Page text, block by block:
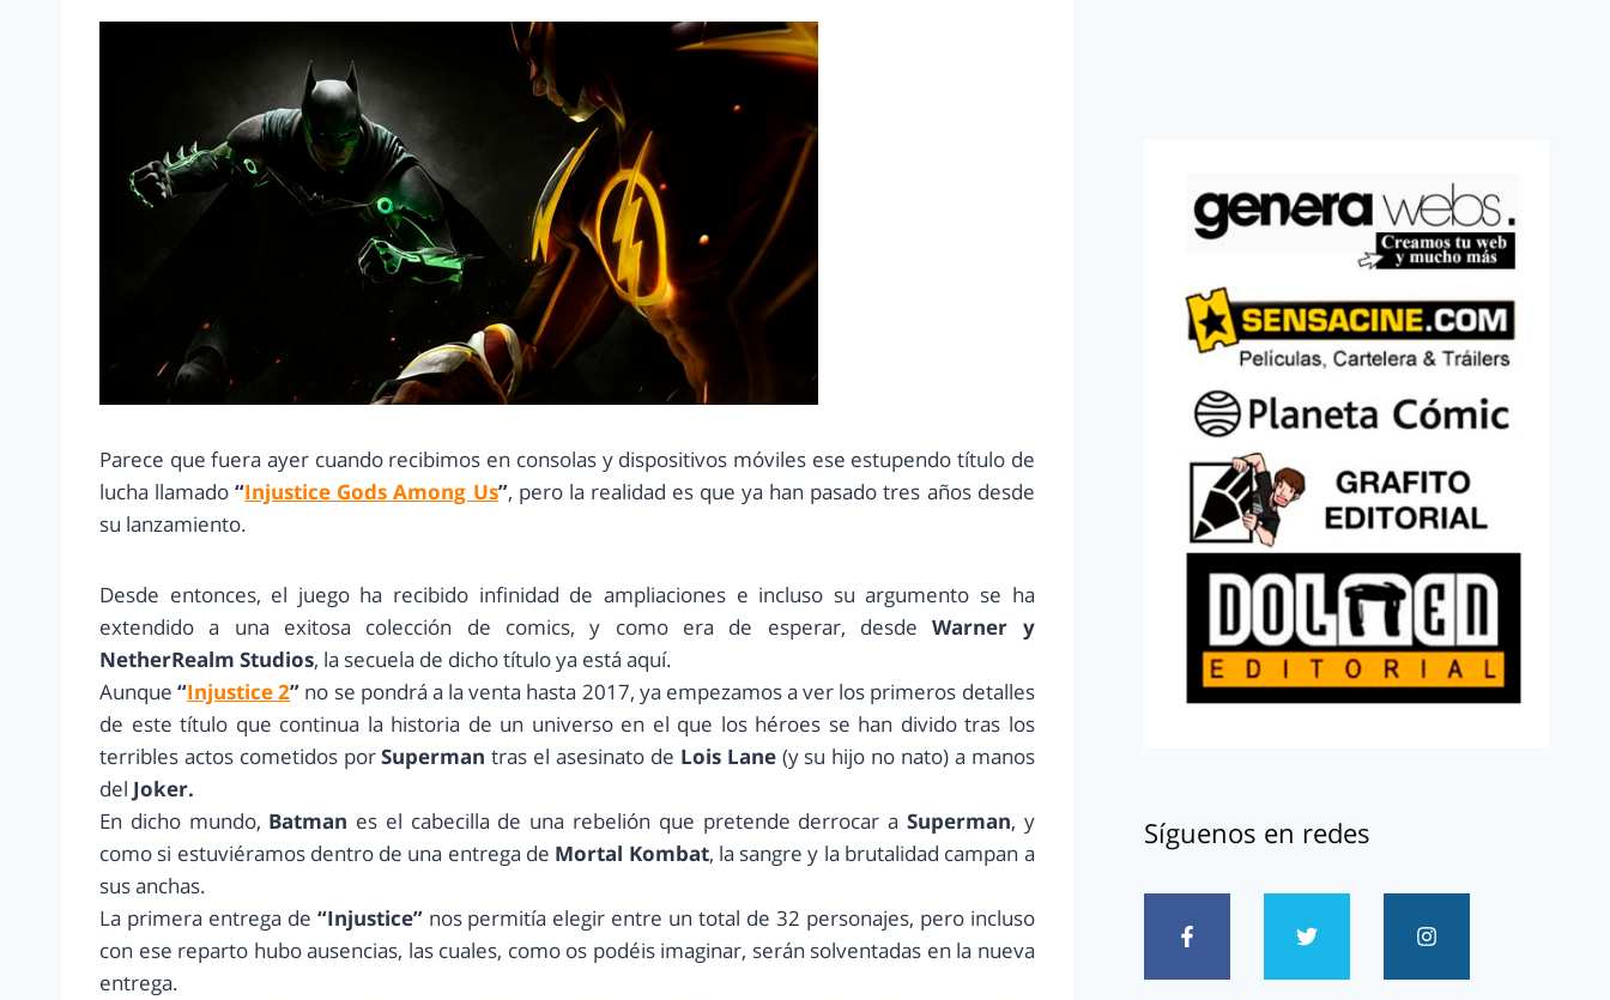
Parece que fuera ayer cuando recibimos en consolas y dispositivos móviles ese estupendo título de
lucha llamado “Injustice Gods Among Us”, pero la realidad es que ya han pasado tres años desde
su lanzamiento.
Desde entonces, el juego ha recibido infinidad de ampliaciones e incluso su argumento se ha
extendido a una exitosa colección de comics, y como era de esperar, desdeWarner y
NetherRealm Studios, la secuela de dicho título ya está aquí.
Aunque“Injustice 2” no se pondrá a la venta hasta 2017, ya empezamos a ver los primeros detalles
de este título que continua la historia de un universo en el que los héroes se han divido tras los
terribles actos cometidos porSupermantras el asesinato de Lois Lane (y su hijo no nato) a manos
del Joker.
En dicho mundo, Batman es el cabecilla de una rebelión que pretende derrocar a Superman, y
como si estuviéramos dentro de una entrega de Mortal Kombat, la sangre y la brutalidad campan a
sus anchas.
La primera entrega de “Injustice”nos permitía elegir entre un total de 32 personajes, pero incluso
con ese reparto hubo ausencias, las cuales, como os podéis imaginar, serán solventadas en la nueva
entrega.
Síguenos en redes